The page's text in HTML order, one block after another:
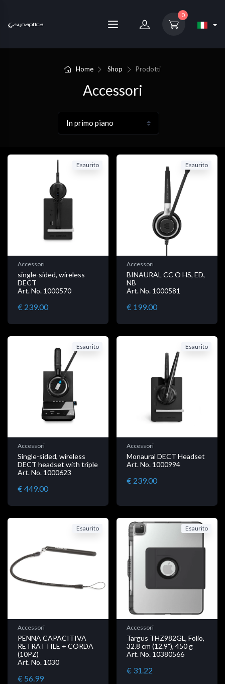
0
Home Shop Prodotti
Accessori
Esaurito
Accessori
single-sided, wireless
DECT
Art. No. 1000570
€ 239.00
Esaurito
Accessori
BINAURAL CC O HS, ED,
NB
Art. No. 1000581
€ 199.00
Esaurito
Accessori
Single-sided, wireless
DECT headset with triple
Art. No. 1000623
€ 449.00
Esaurito
Accessori
Monaural DECT Headset
Art. No. 1000994
€ 239.00
Esaurito
Accessori
PENNA CAPACITIVA
RETRATTILE + CORDA
(10PZ)
Art. No. 1030
€ 56.99
Esaurito
Accessori
Targus THZ982GL, Folio,
32.8 cm (12.9"), 450 g
Art. No. 10380566
€ 31.22